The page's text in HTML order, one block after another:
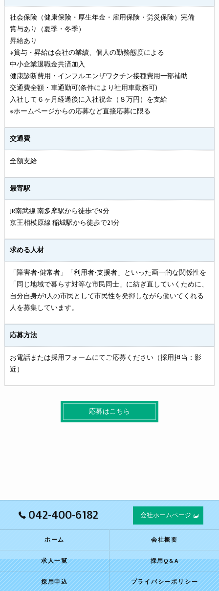
社会保険（健康保険・厚生年金・雇用保険・労災保険）完備
賞与あり（夏季・冬季）
昇給あり
※賞与・昇給は会社の業績、個人の勤務態度による
中小企業退職金共済加入
健康診断費用・インフルエンザワクチン接種費用一部補助
交通費全額・車通勤可(条件により社用車勤務可)
入社して６ヶ月経過後に入社祝金（８万円）を支給
※ホームページからの応募など直接応募に限る
交通費
全額支給
最寄駅
JR南武線 南多摩駅から徒歩で9分
京王相模原線 稲城駅から徒歩で21分
求める人材
「障害者-健常者」「利用者-支援者」といった画一的な関係性を
「同じ地域で暮らす対等な市民同士」に紡ぎ直していくために、
自分自身が1人の市民として市民性を発揮しながら働いてくれる
人を募集しています。
応募方法
お電話または採用フォームにてご応募ください（採用担当：影
近）
応募はこちら
042-400-6182 会社ホームページ
ホーム 会社概要
求人一覧 採用Q&A
採用申込 プライバシーポリシー